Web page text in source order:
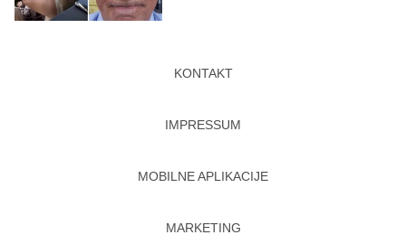
KONTAKT
IMPRESSUM
MOBILNE APLIKACIJE
MARKETING